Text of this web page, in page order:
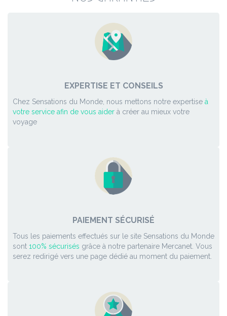
EXPERTISE ET CONSEILS
Chez Sensations du Monde, nous mettons notre expertise à
votre service afin de vous aider à créer au mieux votre
voyage
PAIEMENT SÉCURISÉ
Tous les paiements effectués sur le site Sensations du Monde
sont 100% sécurisés grâce à notre partenaire Mercanet. Vous
serez redirigé vers une page dédié au moment du paiement.